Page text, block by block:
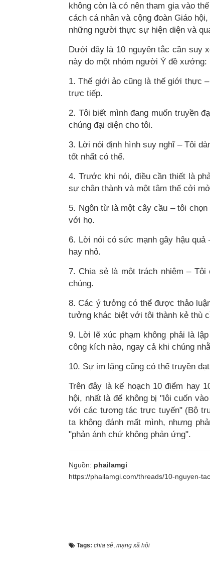
không còn là có nên tham gia vào
cách cá nhân và cộng đoàn Giáo
những người thực sự hiện diện và
Dưới đây là 10 nguyên tắc cần suy
này do một nhóm người Ý đề xướng:​
1. Thế giới ảo cũng là thế giới thực
trực tiếp.​
2. Tôi biết mình đang muốn truyền
chúng đại diện cho tôi.​
3. Lời nói định hình suy nghĩ – Tôi
tốt nhất có thể.​
4. Trước khi nói, điều cần thiết là
sự chân thành và một tâm thế cởi
5. Ngôn từ là một cây cầu – tôi
với họ.​
6. Lời nói có sức mạnh gây hậu
hay nhỏ.​
7. Chia sẻ là một trách nhiệm –
chúng.​
8. Các ý tưởng có thể được thảo
tưởng khác biệt với tôi thành kẻ thù
9. Lời lẽ xúc phạm không phải là
công kích nào, ngay cả khi chúng
10. Sự im lặng cũng có thể truyền
Trên đây là kế hoạch 10 điểm hay
hội, nhất là để không bị "lôi cuốn
với các tương tác trực tuyến" (Bộ
ta không đánh mất mình, nhưng
"phản ánh chứ không phản ứng".​
Nguồn: phailamgi
https://phailamgi.com/threads/10-nguyen-
Tags: chia sẻ, mạng xã hội